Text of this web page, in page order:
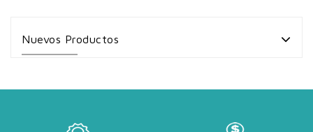
Nuevos Productos